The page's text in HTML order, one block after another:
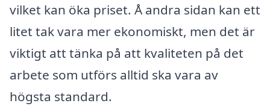
vilket kan öka priset. Å andra sidan kan ett
litet tak vara mer ekonomiskt, men det är
viktigt att tänka på att kvaliteten på det
arbete som utförs alltid ska vara av
högsta standard.